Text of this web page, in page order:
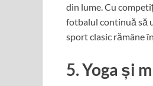
din lume. Cu
fotbalul continuă să
sport clasic rămâne
5. Yoga și